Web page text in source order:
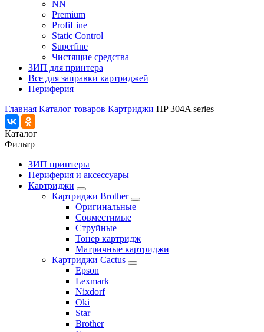
NN
Premium
ProfiLine
Static Control
Superfine
Чистящие средства
ЗИП для принтера
Все для заправки картриджей
Периферия
Главная Каталог товаров Картриджи HP 304A series
Каталог
Фильтр
ЗИП принтеры
Периферия и аксессуары
Картриджи
Картриджи Brother
Оригинальные
Совместимые
Струйные
Тонер картридж
Матричные картриджи
Картриджи Cactus
Epson
Lexmark
Nixdorf
Oki
Star
Brother